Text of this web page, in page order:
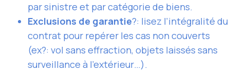
par sinistre et par catégorie de biens.
Exclusions de garantie?: lisez l’intégralité du
contrat pour repérer les cas non couverts
(ex?: vol sans effraction, objets laissés sans
surveillance à l’extérieur…).